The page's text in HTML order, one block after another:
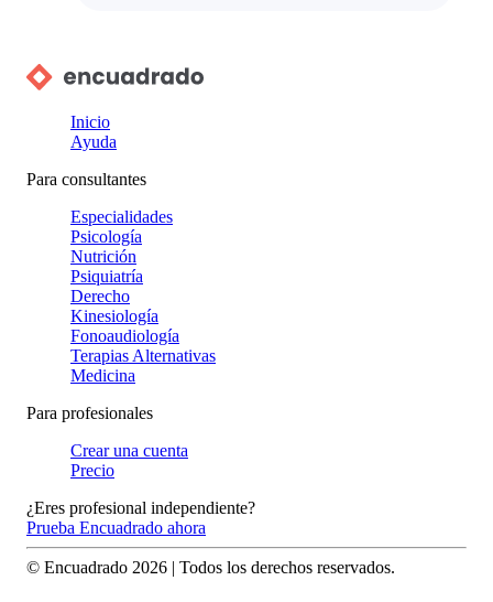
Inicio
Ayuda
Para consultantes
Especialidades
Psicología
Nutrición
Psiquiatría
Derecho
Kinesiología
Fonoaudiología
Terapias Alternativas
Medicina
Para profesionales
Crear una cuenta
Precio
¿Eres profesional independiente?
Prueba Encuadrado ahora
© Encuadrado 2026 | Todos los derechos reservados.